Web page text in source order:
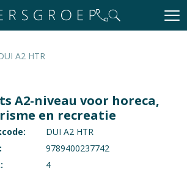
A2 HTR
A2-niveau voor horeca,
en recreatie
DUI A2 HTR
9789400237742
4